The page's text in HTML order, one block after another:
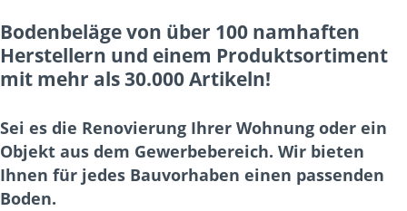
Bodenbeläge von über 100 namhaften
Herstellern und einem Produktsortiment
mit mehr als 30.000 Artikeln!
Sei es die Renovierung Ihrer Wohnung oder ein
Objekt aus dem Gewerbebereich. Wir bieten
Ihnen für jedes Bauvorhaben einen passenden
Boden.